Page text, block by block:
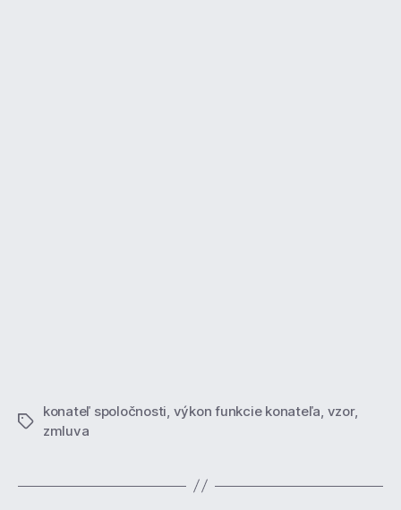
Značky
konateľ spoločnosti výkon funkcie konateľa vzor,
zmluva